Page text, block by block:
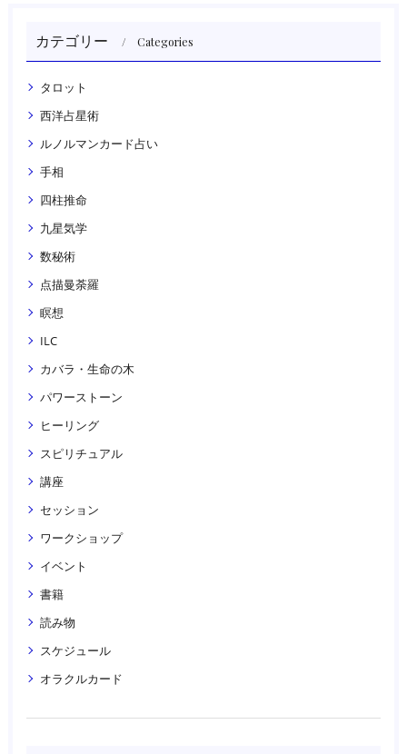
カテゴリー Categories
タロット
西洋占星術
ルノルマンカード占い
手相
四柱推命
九星気学
数秘術
点描曼荼羅
瞑想
ILC
カバラ・生命の木
パワーストーン
ヒーリング
スピリチュアル
講座
セッション
ワークショップ
イベント
書籍
読み物
スケジュール
オラクルカード